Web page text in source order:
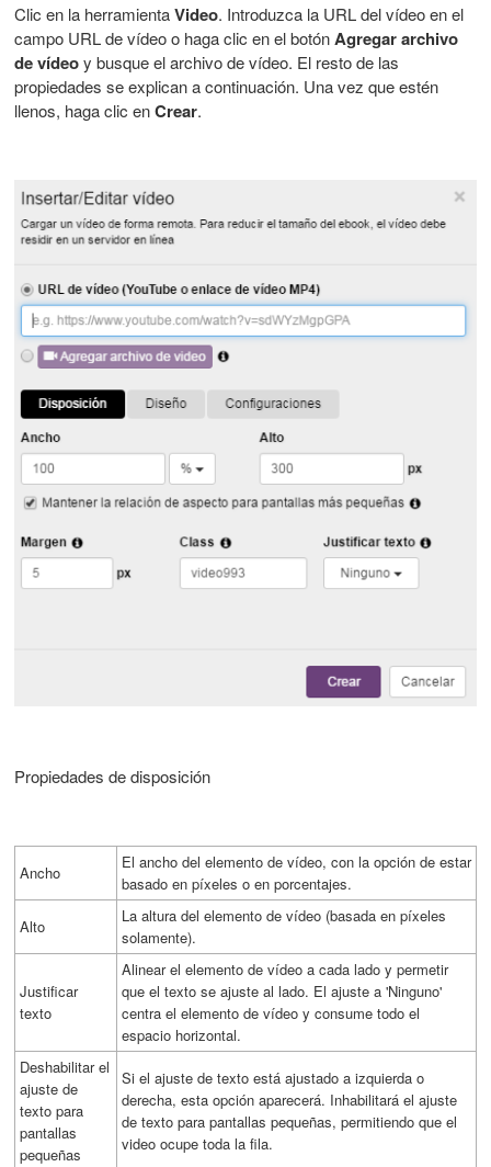
Clic en la herramientaVideo. Introduzca la URL del vídeo en el
campo URL de vídeo o haga clic en el botónAgregar archivo
de vídeoy busque el archivo de vídeo. El resto de las
propiedades se explican a continuación. Una vez que estén
llenos, haga clic enCrear.
Propiedades de disposición
Ancho
El ancho del elemento de vídeo, con la opción de estar
basado en píxeles o en porcentajes.
Alto
La altura del elemento de vídeo (basada en píxeles
solamente).
Justificar
texto
Alinear el elemento de vídeo a cada lado y permetir
que el texto se ajuste al lado. El ajuste a 'Ninguno'
centra el elemento de vídeo y consume todo el
espacio horizontal.
Deshabilitar el
ajuste de
texto para
pantallas
pequeñas
Si el ajuste de texto está ajustado a izquierda o
derecha, esta opción aparecerá. Inhabilitará el ajuste
de texto para pantallas pequeñas, permitiendo que el
video ocupe toda la fila.